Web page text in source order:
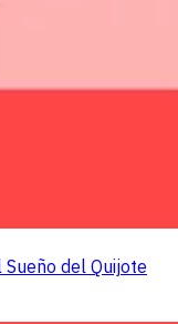
del Quijote